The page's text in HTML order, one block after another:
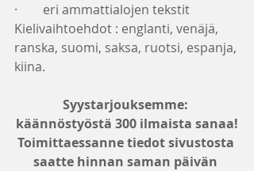
·        eri ammattialojen tekstit
Kielivaihtoehdot : englanti, venäjä,
ranska, suomi, saksa, ruotsi, espanja,
kiina.
Syystarjouksemme:
käännöstyöstä 300 ilmaista sanaa!
Toimittaessanne tiedot sivustosta
saatte hinnan saman päivän